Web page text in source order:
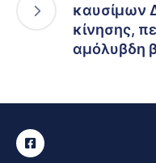
καυσίμων
κίνησης,
αμόλυβδη